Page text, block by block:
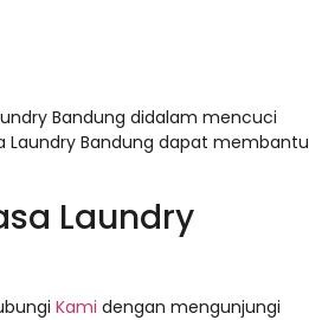
Bandung didalam mencuci
Laundry Bandung dapat membantu
Laundry
Kami dengan mengunjungi